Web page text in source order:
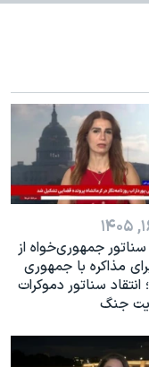
جمهوری‌خواه از
مذاکره با جمهوری
انتقاد سناتور دموکرات
جنگ